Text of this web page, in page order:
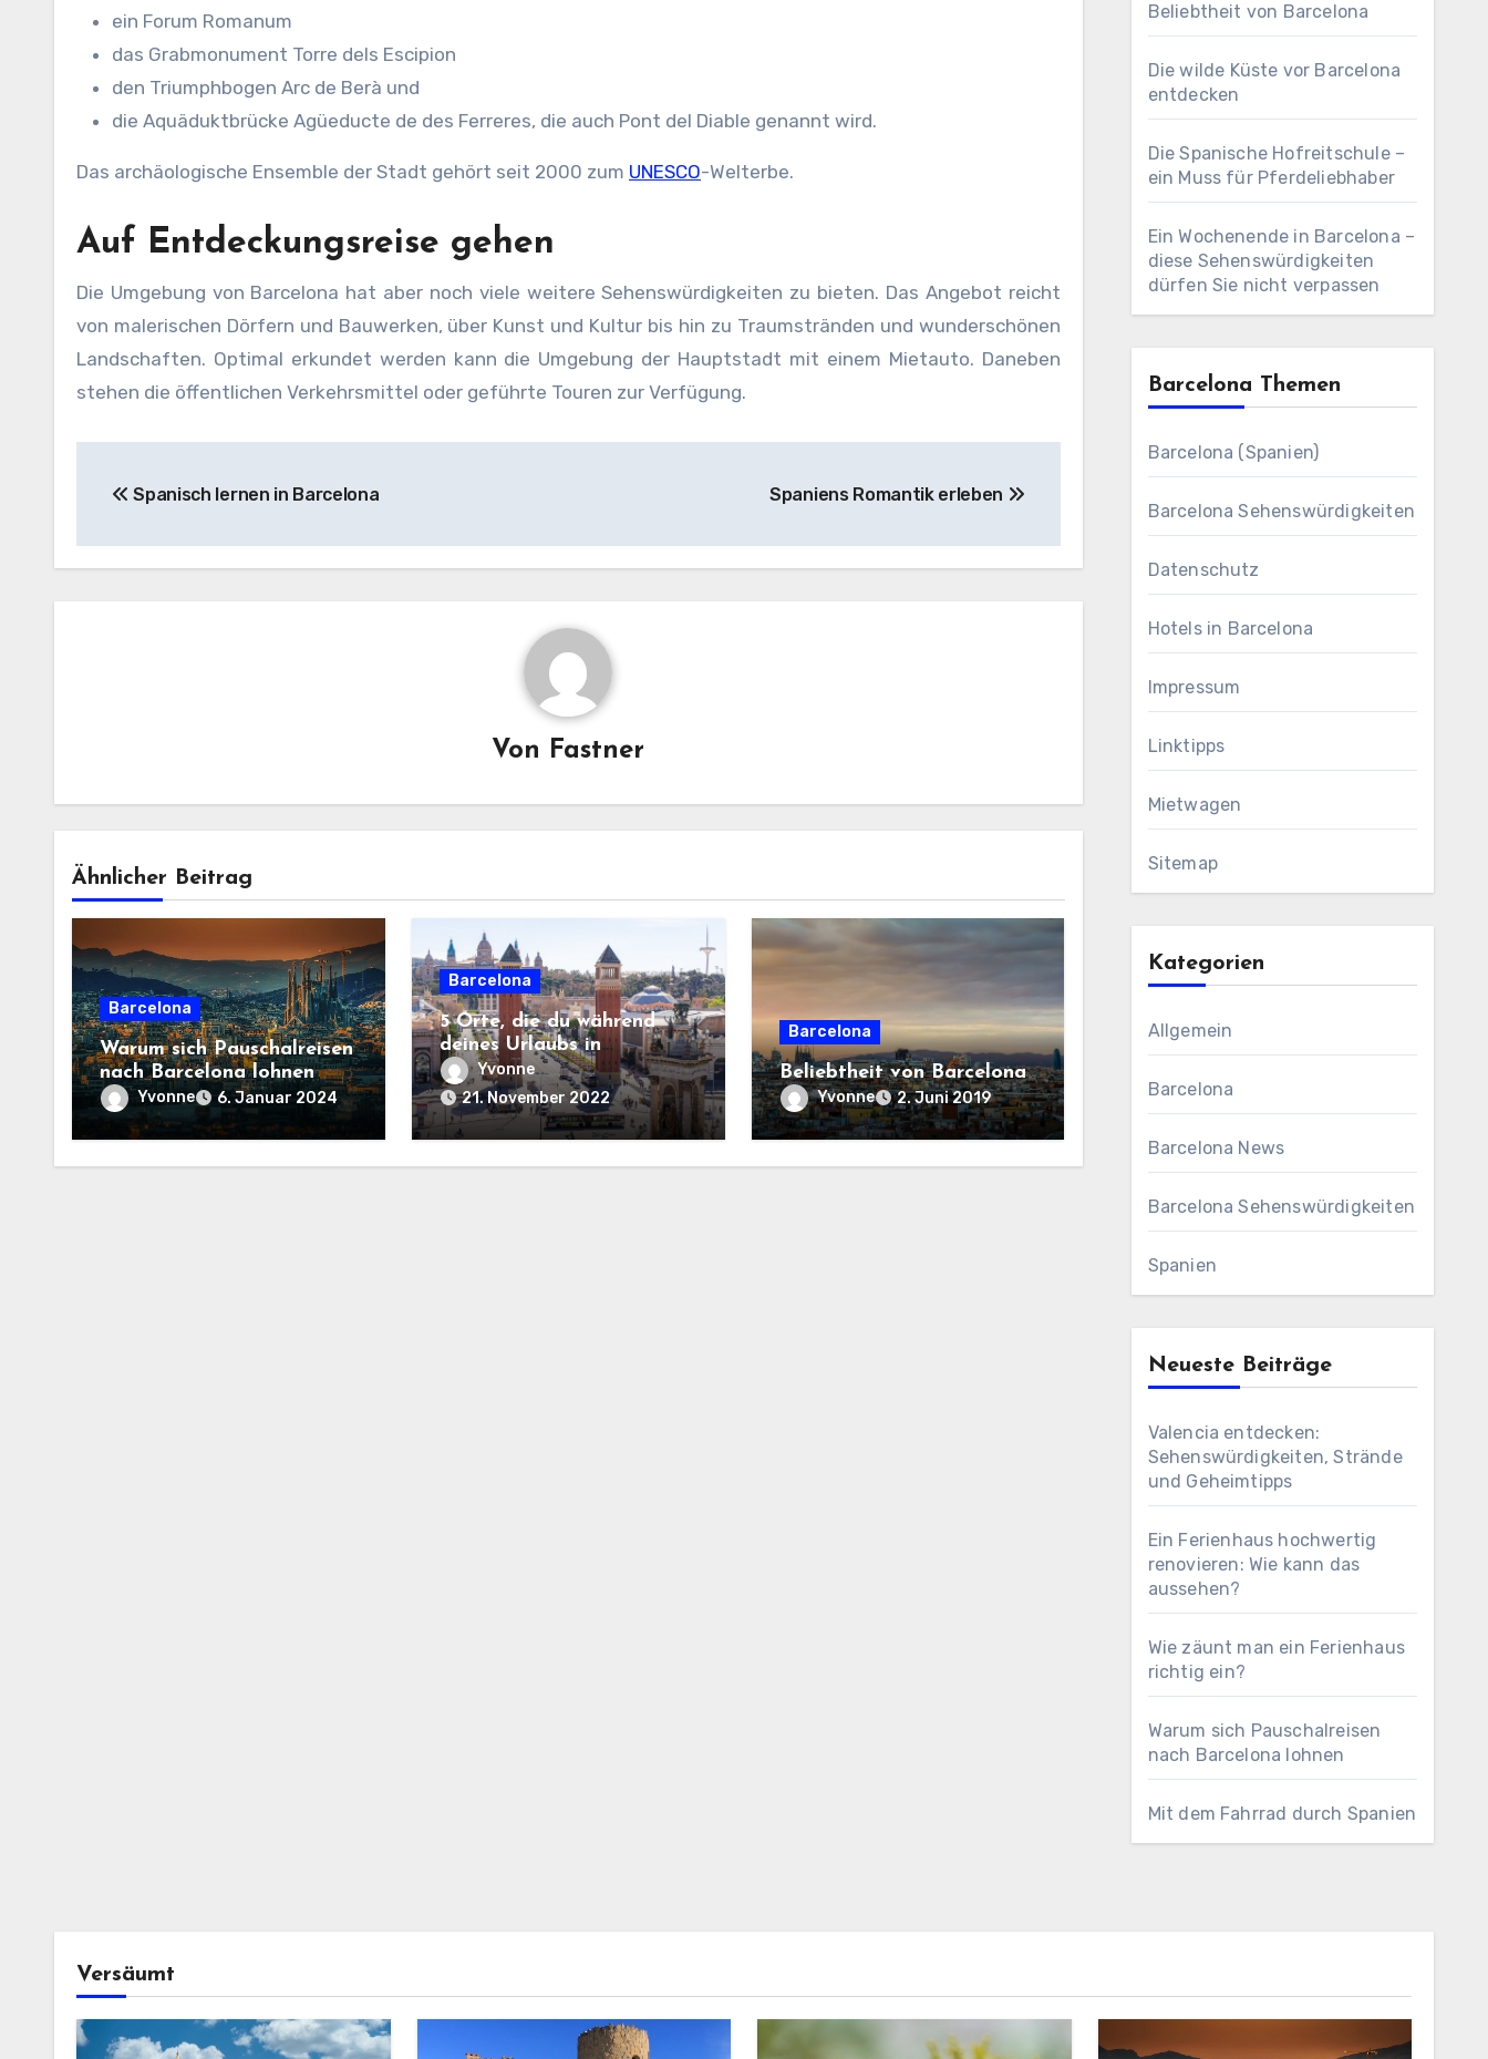
ein Forum Romanum
das Grabmonument Torre dels Escipion
den Triumphbogen Arc de Berà und
die Aquäduktbrücke Agüeducte de des Ferreres, die auch Pont del Diable genannt wird.
Das archäologische Ensemble der Stadt gehört seit 2000 zum UNESCO-Welterbe.
Auf Entdeckungsreise gehen
Die Umgebung von Barcelona hat aber noch viele weitere Sehenswürdigkeiten zu bieten. Das Angebot reicht
von malerischen Dörfern und Bauwerken, über Kunst und Kultur bis hin zu Traumstränden und wunderschönen
Landschaften. Optimal erkundet werden kann die Umgebung der Hauptstadt mit einem Mietauto. Daneben
stehen die öffentlichen Verkehrsmittel oder geführte Touren zur Verfügung.
Spanisch lernen in Barcelona Spaniens Romantik erleben
Von Fastner
Ähnlicher Beitrag
Barcelona
Warum sich Pauschalreisen
nach Barcelona lohnen
Yvonne 6. Januar 2024
Barcelona
5 Orte, die du während
deines Urlaubs in
Barcelona unbedingt
besuchen musst
Yvonne
21. November 2022
Barcelona
Beliebtheit von Barcelona
Yvonne 2. Juni 2019
Beliebtheit von Barcelona
Die wilde Küste vor Barcelona
entdecken
Die Spanische Hofreitschule –
ein Muss für Pferdeliebhaber
Ein Wochenende in Barcelona –
diese Sehenswürdigkeiten
dürfen Sie nicht verpassen
Barcelona Themen
Barcelona (Spanien)
Barcelona Sehenswürdigkeiten
Datenschutz
Hotels in Barcelona
Impressum
Linktipps
Mietwagen
Sitemap
Kategorien
Allgemein
Barcelona
Barcelona News
Barcelona Sehenswürdigkeiten
Spanien
Neueste Beiträge
Valencia entdecken:
Sehenswürdigkeiten, Strände
und Geheimtipps
Ein Ferienhaus hochwertig
renovieren: Wie kann das
aussehen?
Wie zäunt man ein Ferienhaus
richtig ein?
Warum sich Pauschalreisen
nach Barcelona lohnen
Mit dem Fahrrad durch Spanien
Versäumt